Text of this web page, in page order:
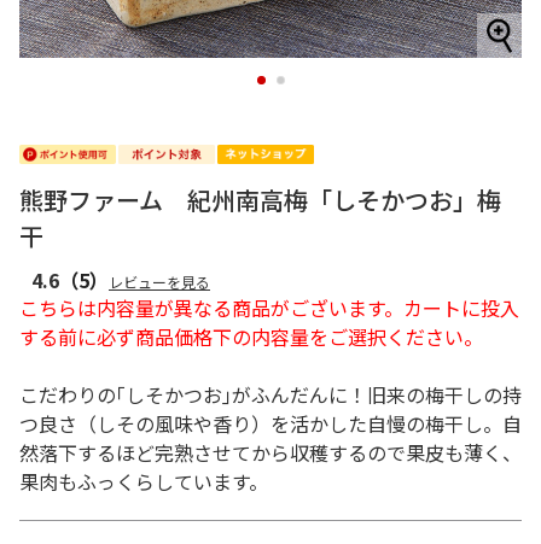
1 2
熊野ファーム 紀州南高梅「しそかつお」梅
干
4.6 （5） レビューを見る
こちらは内容量が異なる商品がございます。カートに投入
する前に必ず商品価格下の内容量をご選択ください。
こだわりの｢しそかつお｣がふんだんに！旧来の梅干しの持
つ良さ（しその風味や香り）を活かした自慢の梅干し。自
然落下するほど完熟させてから収穫するので果皮も薄く、
果肉もふっくらしています。